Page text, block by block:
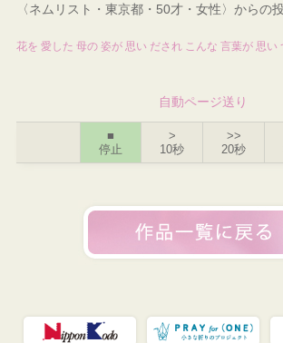
〈ネムリスト・東京都・50才・女性〉からの
花を 愛した 母の 姿が 思い だされ こんな 言葉が 思い
自動ページ送り
■
停止
>
10秒
>>
20秒